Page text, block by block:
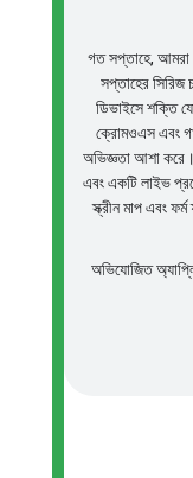
গত সপ্তাহে, আমরা
সপ্তাহের সিরিজ
ডিভাইসে শক্তি
ক্রোমওএস এবং
অভিজ্ঞতা আশা
এবং একটি লাইভ
স্ক্রীন মাপ এবং
অভিযোজিত